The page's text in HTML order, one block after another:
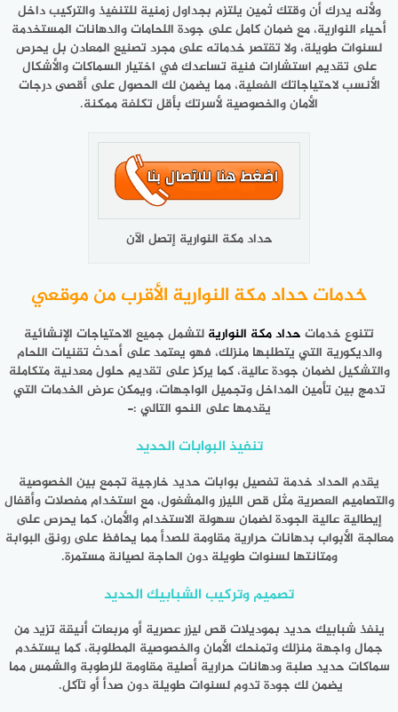
ولأنه يدرك أن وقتك ثمين يلتزم بجداول زمنية للتنفيذ والتركيب داخل
أحياء النوارية، مع ضمان كامل على جودة اللحامات والدهانات المستخدمة
لسنوات طويلة، ولا تقتصر خدماته على مجرد تصنيع المعادن بل يحرص
على تقديم استشارات فنية تساعدك في اختيار السماكات والأشكال
الأنسب لاحتياجاتك الفعلية، مما يضمن لك الحصول على أقصى درجات
الأمان والخصوصية لأسرتك بأقل تكلفة ممكنة.
حداد مكة النوارية إتصل الآن
خدمات حداد مكة النوارية الأقرب من موقعي
تتنوع خدمات حداد مكة النوارية لتشمل جميع الاحتياجات الإنشائية
والديكورية التي يتطلبها منزلك، فهو يعتمد على أحدث تقنيات اللحام
والتشكيل لضمان جودة عالية، كما يركز على تقديم حلول معدنية متكاملة
تدمج بين تأمين المداخل وتجميل الواجهات، ويمكن عرض الخدمات التي
يقدمها على النحو التالي :-
تنفيذ البوابات الحديد
يقدم الحداد خدمة تفصيل بوابات حديد خارجية تجمع بين الخصوصية
والتصاميم العصرية مثل قص الليزر والمشغول، مع استخدام مفصلات وأقفال
إيطالية عالية الجودة لضمان سهولة الاستخدام والأمان، كما يحرص على
معالجة الأبواب بدهانات حرارية مقاومة للصدأ مما يحافظ على رونق البوابة
ومتانتها لسنوات طويلة دون الحاجة لصيانة مستمرة.
تصميم وتركيب الشبابيك الحديد
ينفذ شبابيك حديد بموديلات قص ليزر عصرية أو مربعات أنيقة تزيد من
جمال واجهة منزلك وتمنحك الأمان والخصوصية المطلوبة، كما يستخدم
سماكات حديد صلبة ودهانات حرارية أصلية مقاومة للرطوبة والشمس مما
يضمن لك جودة تدوم لسنوات طويلة دون صدأ أو تآكل.